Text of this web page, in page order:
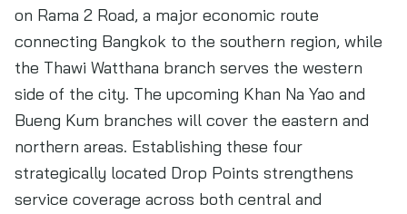
on Rama 2 Road, a major economic route
connecting Bangkok to the southern region, while
the Thawi Watthana branch serves the western
side of the city. The upcoming Khan Na Yao and
Bueng Kum branches will cover the eastern and
northern areas. Establishing these four
strategically located Drop Points strengthens
service coverage across both central and